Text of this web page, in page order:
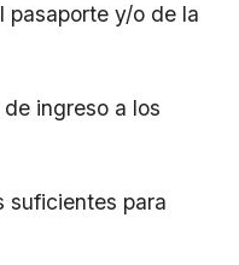
y/o de la
ingreso a los
para